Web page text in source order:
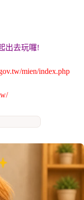
出去玩囉!
mien/index.php